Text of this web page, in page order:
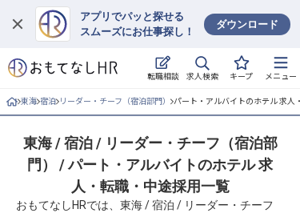
アプリでパッと探せる
スムーズにお仕事探し！
ダウンロード
転職相談 求人検索 キープ メニュー
ログイン
求人・施設を探す
就職・転職 合同説明会
おもてなしHRについて
東海 宿泊 リーダー・チーフ（宿泊部門） パート・アルバイトのホテル 求人
東海 / 宿泊 / リーダー・チーフ（宿泊部
門） / パート・アルバイトのホテル 求
人・転職・中途採用一覧
おもてなしHRでは、東海 / 宿泊 / リーダー・チーフ